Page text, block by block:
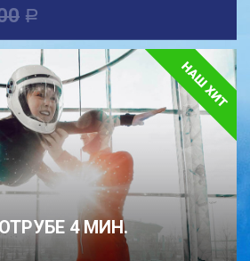
a
4 МИН.